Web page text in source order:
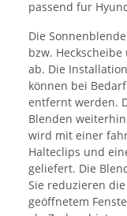
passend fur
Die
bzw.
ab. Die
können bei
entfernt werden.
Blenden
wird mit einer
Halteclips und
geliefert. Die
Sie reduzieren
geöffnetem